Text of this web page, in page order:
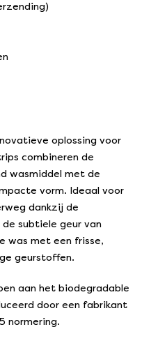
oplossing voor
combineren de
wasmiddel met de
vorm. Ideaal voor
dankzij de
subtiele geur van
was met een frisse,
geurstoffen.
aan het biodegradable
door een fabrikant
normering.